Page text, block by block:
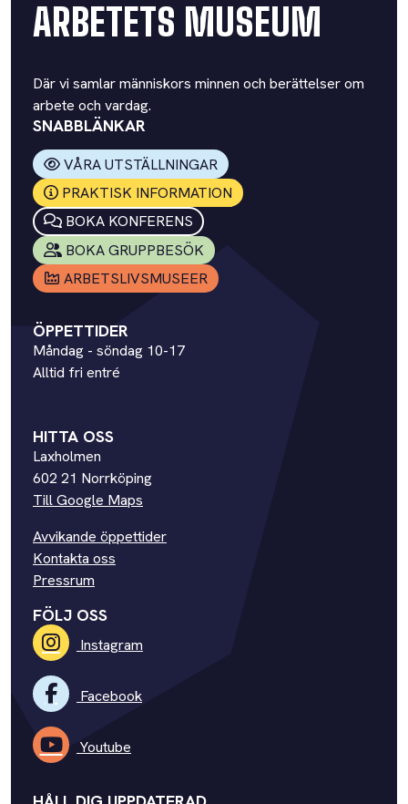
ARBETETS MUSEUM
Där vi samlar människors minnen och berättelser om
arbete och vardag.
SNABBLÄNKAR
VÅRA UTSTÄLLNINGAR
PRAKTISK INFORMATION
BOKA KONFERENS
BOKA GRUPPBESÖK
ARBETSLIVSMUSEER
ÖPPETTIDER
Måndag - söndag 10-17
Alltid fri entré
HITTA OSS
Laxholmen
602 21 Norrköping
Till Google Maps
Avvikande öppettider
Kontakta oss
Pressrum
FÖLJ OSS
Instagram
Facebook
Youtube